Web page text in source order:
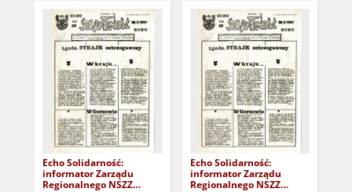
Echo Solidarność:
informator Zarządu
Regionalnego NSZZ
Echo Solidarność:
informator Zarządu
Regionalnego NSZZ